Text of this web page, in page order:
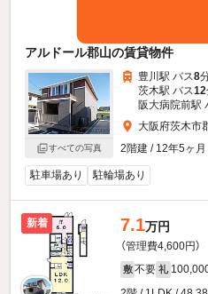
アルドール郡山の賃貸物件
すべての写真
豊川駅 バス8
茨木駅 バス12
阪大病院前駅
大阪府茨木市
2階建 / 12年5ヶ月
駐車場あり 駐輪場あり
新着 7.1万円
（管理費4,600円）
敷 不要 礼